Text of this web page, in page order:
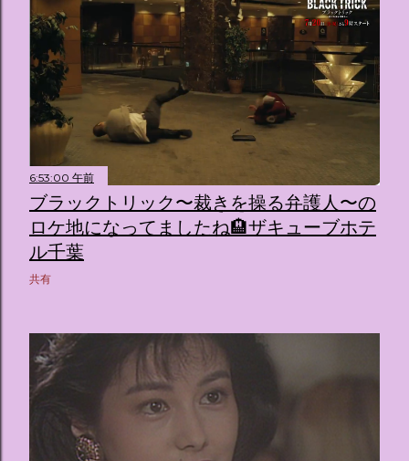
6:53:00 午前
ブラックトリック〜裁きを操る弁護人〜の
ロケ地になってましたね🏨ザキューブホテ
ル千葉
共有